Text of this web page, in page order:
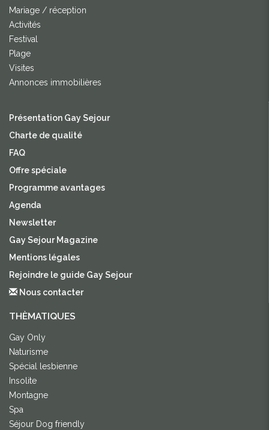
Mariage / réception
Activités
Festival
Plage
Visites
Annonces immobilières
Présentation Gay Sejour
Charte de qualité
FAQ
Offre spéciale
Programme avantages
Agenda
Newsletter
Gay Sejour Magazine
Mentions légales
Rejoindre le guide Gay Sejour
Nous contacter
THÈMATIQUES
Gay Only
Naturisme
Spécial lesbienne
Insolite
Montagne
Spa
Séjour Dog friendly